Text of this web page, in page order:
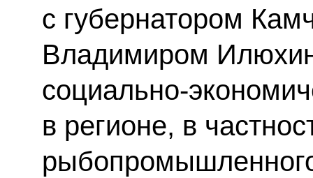
с губернатором
Владимиром
социально-
в регионе, в